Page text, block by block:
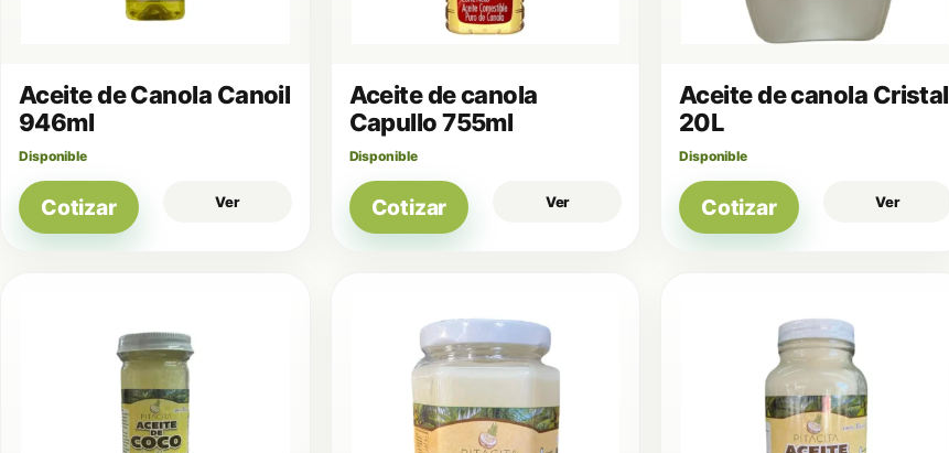
Aceite de Canola Canoil
946ml
Disponible
Cotizar Ver
Aceite de canola
Capullo 755ml
Disponible
Cotizar Ver
Aceite de canola Cristal
20L
Disponible
Cotizar Ver